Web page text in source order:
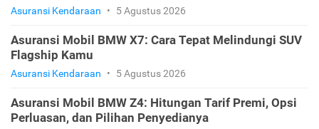
Asuransi Kendaraan • 5 Agustus 2026
Asuransi Mobil BMW X7: Cara Tepat Melindungi SUV
Flagship Kamu
Asuransi Kendaraan • 5 Agustus 2026
Asuransi Mobil BMW Z4: Hitungan Tarif Premi, Opsi
Perluasan, dan Pilihan Penyedianya